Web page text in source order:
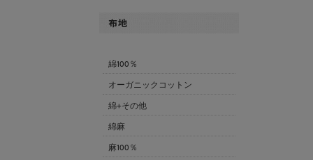
綿100％
オーガニックコットン
綿+その他
綿麻
麻100％